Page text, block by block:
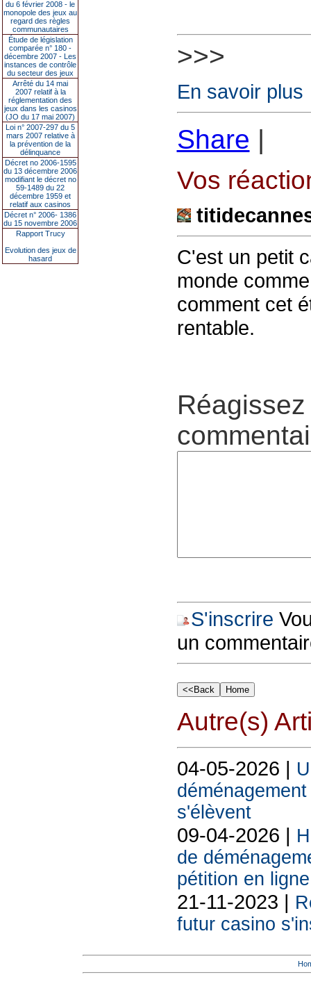
du 6 février 2008 - le
monopole des jeux au
regard des règles
communautaires
Étude de législation
comparée n° 180 -
décembre 2007 - Les
instances de contrôle
du secteur des jeux
Arrêté du 14 mai
2007 relatif à la
réglementation des
jeux dans les casinos
(JO du 17 mai 2007)
Loi n° 2007-297 du 5
mars 2007 relative à
la prévention de la
délinquance
Décret no 2006-1595
du 13 décembre 2006
modifiant le décret no
59-1489 du 22
décembre 1959 et
relatif aux casinos
Décret n° 2006- 1386
du 15 novembre 2006
Rapport Trucy
Evolution des jeux de
hasard
>>>
En savoir plus
Share |
Vos
C'est un petit
monde
comment cet
rentable.
S'inscrire
un
Autre(s)
04-05-2026 |
s'élèvent
09-04-2026 |
de
pétition en ligne
21-11-2023 |
futur casino